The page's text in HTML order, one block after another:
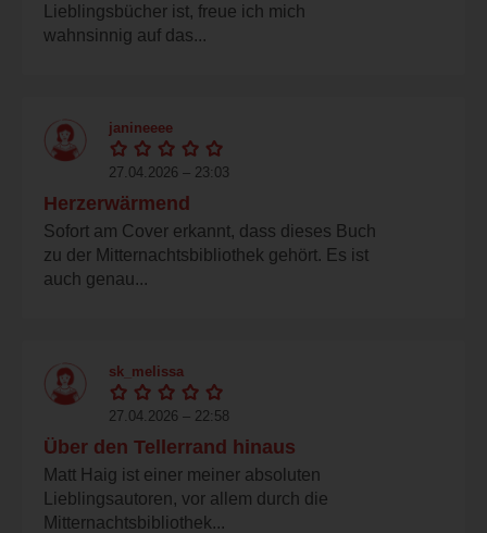
Lieblingsbücher ist, freue ich mich
wahnsinnig auf das...
janineeee
27.04.2026 – 23:03
Herzerwärmend
Sofort am Cover erkannt, dass dieses Buch
zu der Mitternachtsbibliothek gehört. Es ist
auch genau...
sk_melissa
27.04.2026 – 22:58
Über den Tellerrand hinaus
Matt Haig ist einer meiner absoluten
Lieblingsautoren, vor allem durch die
Mitternachtsbibliothek...